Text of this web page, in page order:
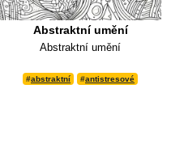
Abstraktní umění
Abstraktní umění
#abstraktní #antistresové